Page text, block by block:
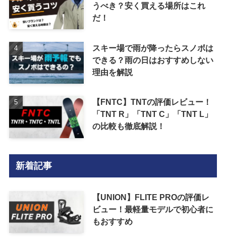
うべき？安く買える場所はこれ
だ！
スキー場で雨が降ったらスノボは
できる？雨の日はおすすめしない
理由を解説
【FNTC】TNTの評価レビュー！
「TNT R」「TNT C」「TNT L」
の比較も徹底解説！
新着記事
【UNION】FLITE PROの評価レ
ビュー！最軽量モデルで初心者に
もおすすめ